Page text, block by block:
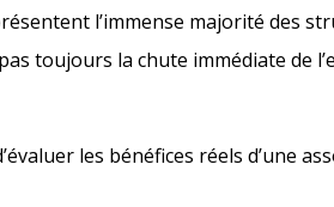
l’immense majorité des
toujours la chute immédiate
les bénéfices réels d’une